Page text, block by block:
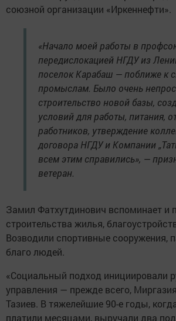
союзной организации «Иркеннефти».
«Начало моей работы в
передислокацией НГДУ из
поселок Карабаш — поближе к
промыслам. Было очень
строительство новой базы,
условий для работы, питания,
работников, утверждение
договора НГДУ и Компании
всем этим справились», —
ветеран.
Замил Фатхутдинович вспоминает и
строительства жилья,
Возводили спортивные сооружения,
благо людей.
«Социальный подход инициировали
управления — прежде всего,
Тазиев. В тяжелейшие 90-е годы,
платили месяцами, выручали два